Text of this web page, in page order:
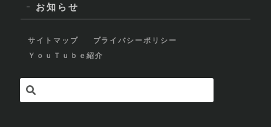
お知らせ
サイトマップ
プライバシーポリシー
ＹｏｕＴｕｂｅ紹介